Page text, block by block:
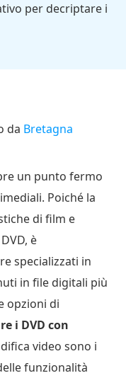
per decriptare i
da Bretagna
un punto fermo
Poiché la
di film e
è
specializzati in
in file digitali più
opzioni di
i DVD con
video sono i
funzionalità